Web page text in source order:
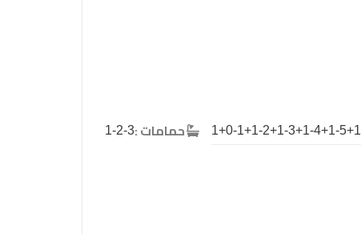
1+0-1+1-2+1-3+1-4+1-5+1 حمامات :1-2-3